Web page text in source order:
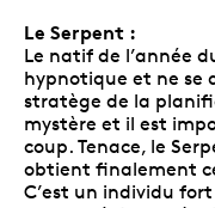
Le Serpent :
Le natif de l’année
hypnotique et ne se
stratège de la
mystère et il est
coup. Tenace, le
obtient finalement
C’est un individu